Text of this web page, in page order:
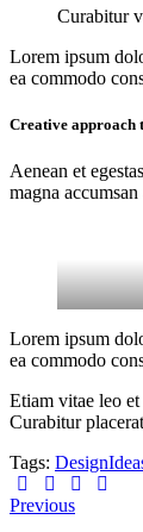
Curabitur
Lorem ipsum
ea commodo
Creative approach
Aenean et
magna
Lorem ipsum
ea commodo
Etiam vitae leo
Curabitur
Tags: Design
Previous